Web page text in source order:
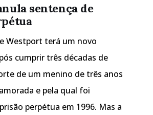
sentença de
Westport terá um novo
cumprir três décadas de
de um menino de três anos
e pela qual foi
perpétua em 1996. Mas a